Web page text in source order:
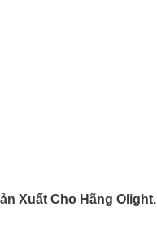
Xuất Cho Hãng Olight.